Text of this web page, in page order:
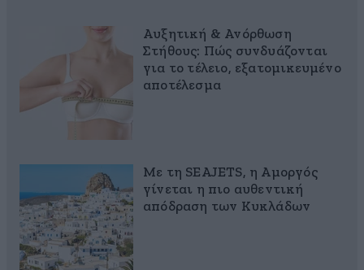
Αυξητική & Ανόρθωση
Στήθους: Πώς συνδυάζονται
για το τέλειο, εξατομικευμένο
αποτέλεσμα
Με τη SEAJETS, η Αμοργός
γίνεται η πιο αυθεντική
απόδραση των Κυκλάδων